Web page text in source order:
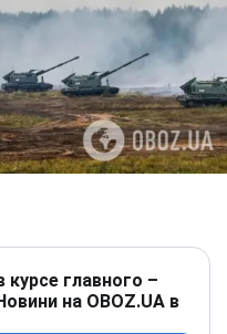
главного –
на OBOZ.UA в